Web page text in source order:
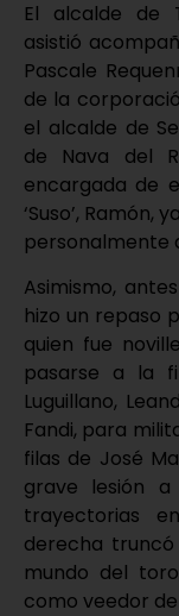
El alcalde de
asistió
Pascale
de la
el alcalde de
de Nava del
encargada de
‘Suso’,
personalmente
Asimismo,
hizo un repaso
quien fue
pasarse a la
Luguillano,
Fandi, para
filas de José
grave lesión
trayectorias
derecha
mundo del
como veedor